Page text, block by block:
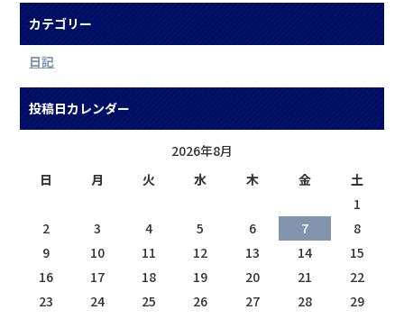
カテゴリー
日記
投稿日カレンダー
2026年8月
日
月 火 水 木 金
土
1
2
3 4 5 6 7
8
9
10 11 12 13 14
15
16
17 18 19 20 21
22
23
24 25 26 27 28
29